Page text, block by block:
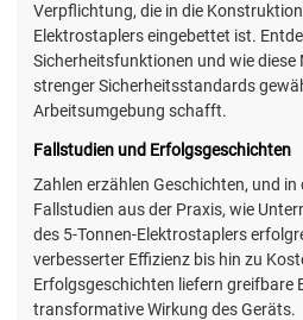
Verpflichtung, die in die
Elektrostaplers eingebettet ist.
Sicherheitsfunktionen und wie diese
strenger Sicherheitsstandards
Arbeitsumgebung schafft.
Fallstudien und Erfolgsgeschichten
Zahlen erzählen Geschichten, und
Fallstudien aus der Praxis, wie
des 5-Tonnen-Elektrostaplers
verbesserter Effizienz bis hin zu
Erfolgsgeschichten liefern greifbare
transformative Wirkung des Geräts.